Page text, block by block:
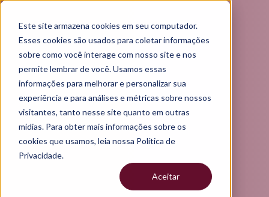
Este site armazena cookies em seu computador.
Esses cookies são usados para coletar informações
sobre como você interage com nosso site e nos
permite lembrar de você. Usamos essas
informações para melhorar e personalizar sua
experiência e para análises e métricas sobre nossos
visitantes, tanto nesse site quanto em outras
mídias. Para obter mais informações sobre os
cookies que usamos, leia nossa Política de
Privacidade.
Aceitar